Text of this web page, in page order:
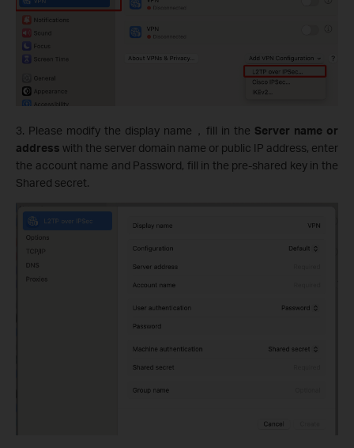
3. Please modify the display name，fill in the Server name or
address with the server domain name or public IP address, enter
the account name and Password, fill in the pre-shared key in the
Shared secret.